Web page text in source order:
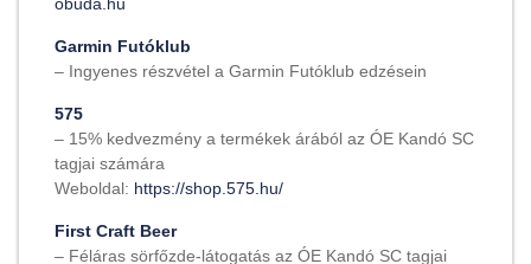
Garmin Futóklub
– Ingyenes részvétel a Garmin Futóklub edzésein
575
– 15% kedvezmény a termékek árából az ÓE Kandó SC
tagjai számára
Weboldal: https://shop.575.hu/
First Craft Beer
– Féláras sörfőzde-látogatás az ÓE Kandó SC tagjai